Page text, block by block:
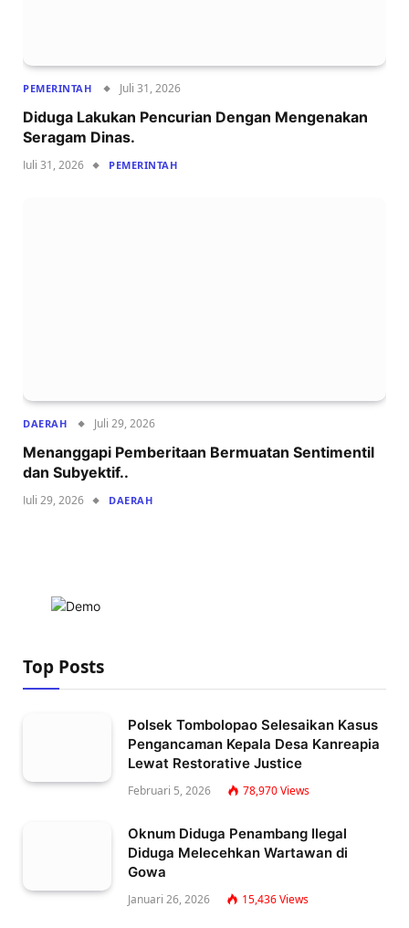
PEMERINTAH Juli 31, 2026
Diduga Lakukan Pencurian Dengan Mengenakan
Seragam Dinas.
Juli 31, 2026 PEMERINTAH
DAERAH Juli 29, 2026
Menanggapi Pemberitaan Bermuatan Sentimentil
dan Subyektif..
Juli 29, 2026 DAERAH
Top Posts
Polsek Tombolopao Selesaikan Kasus
Pengancaman Kepala Desa Kanreapia
Lewat Restorative Justice
Februari 5, 2026 78,970Views
Oknum Diduga Penambang Ilegal
Diduga Melecehkan Wartawan di
Gowa
Januari 26, 2026 15,436Views